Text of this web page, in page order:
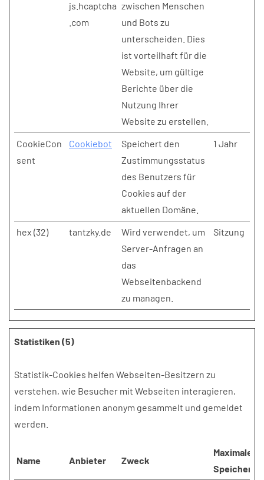
js.hcaptcha
.com
zwischen Menschen
und Bots zu
unterscheiden. Dies
ist vorteilhaft für die
Website, um gültige
Berichte über die
Nutzung Ihrer
Website zu erstellen.
CookieCon
sent
Cookiebot
Speichert den
Zustimmungsstatus
des Benutzers für
Cookies auf der
aktuellen Domäne.
1 Jahr
hex (32) tantzky.de
Wird verwendet, um
Server-Anfragen an
das
Webseitenbackend
zu managen.
Sitzung
Statistiken (5)
Statistik-Cookies helfen Webseiten-Besitzern zu
verstehen, wie Besucher mit Webseiten interagieren,
indem Informationen anonym gesammelt und gemeldet
werden.
Name Anbieter Zweck
Maximale